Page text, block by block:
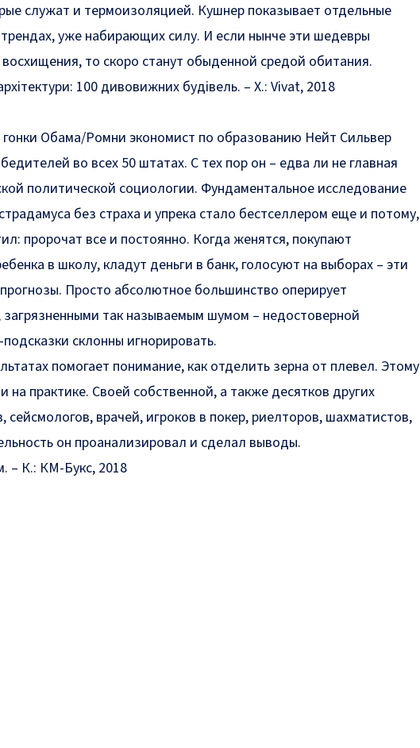
служат и термоизоляцией. Кушнер показывает отдельные
уже набирающих силу. И если нынче эти шедевры
то скоро станут обыденной средой обитания.
100 дивовижних будівель. – Х.: Vivat, 2018
Обама/Ромни экономист по образованию Нейт Сильвер
во всех 50 штатах. С тех пор он – едва ли не главная
политической социологии. Фундаментальное исследование
без страха и упрека стало бестселлером еще и потому,
пророчат все и постоянно. Когда женятся, покупают
в школу, кладут деньги в банк, голосуют на выборах – эти
Просто абсолютное большинство оперирует
так называемым шумом – недостоверной
склонны игнорировать.
помогает понимание, как отделить зерна от плевел. Этому
на практике. Своей собственной, а также десятков других
сейсмологов, врачей, игроков в покер, риелторов, шахматистов,
он проанализировал и сделал выводы.
– К.: КМ-Букс, 2018